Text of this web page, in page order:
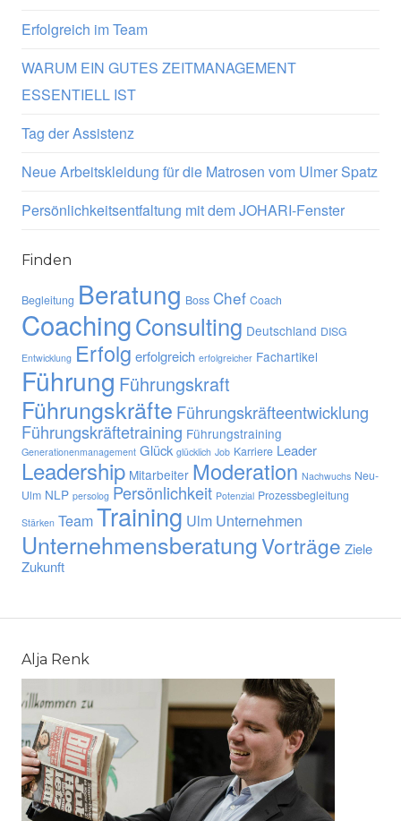
Erfolgreich im Team
WARUM EIN GUTES ZEITMANAGEMENT
ESSENTIELL IST
Tag der Assistenz
Neue Arbeitskleidung für die Matrosen vom Ulmer Spatz
Persönlichkeitsentfaltung mit dem JOHARI-Fenster
Finden
Begleitung Beratung Boss Chef Coach
CoachingConsulting Deutschland DISG
Entwicklung Erfolg erfolgreich erfolgreicher Fachartikel
Führung Führungskraft
Führungskräfte Führungskräfteentwicklung
Führungskräftetraining Führungstraining
Generationenmanagement Glück glücklich Job Karriere Leader
Leadership Mitarbeiter Moderation Nachwuchs Neu-
Ulm NLP persolog Persönlichkeit Potenzial Prozessbegleitung
Stärken TeamTraining Ulm Unternehmen
UnternehmensberatungVorträge Ziele
Zukunft
Alja Renk